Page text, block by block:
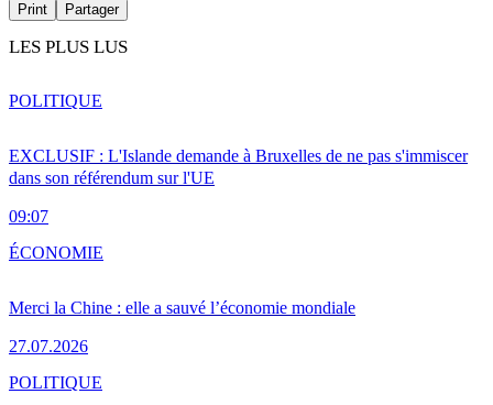
Print Partager
LES PLUS LUS
EXCLUSIF : L'Islande demande à Bruxelles de ne pas s'immiscer
dans son référendum sur l'UE
09:07
POLITIQUE
Merci la Chine : elle a sauvé l’économie mondiale
27.07.2026
ÉCONOMIE
POLITIQUE